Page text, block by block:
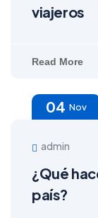
viajeros
Read More
04 Nov
admin
¿Qué
país?